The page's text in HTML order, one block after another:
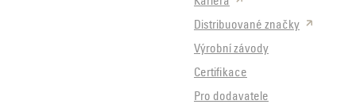
Distribuované značky
Výrobní závody
Certifikace
Pro dodavatele